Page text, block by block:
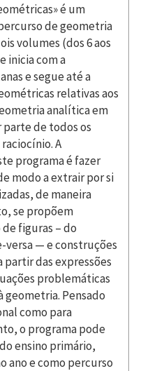
é um
de geometria
volumes (dos 6 aos
inicia com a
e segue até a
relativas aos
analítica em
de todos os
A
programa é fazer
modo a extrair por si
de maneira
se propõem
figuras – do
versa — e construções
das expressões
problemáticas
geometria. Pensado
como para
o programa pode
ensino primário,
ano e como percurso